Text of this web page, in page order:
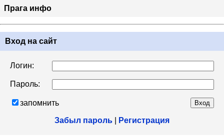
Прага инфо
Вход на сайт
Логин:
Пароль:
запомнить
Забыл пароль Регистрация